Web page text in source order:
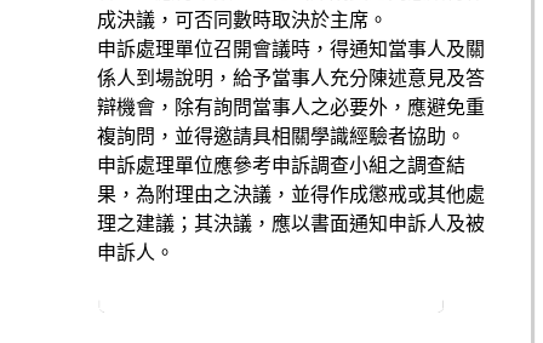
成決議，可否同數時取決於主席。
申訴處理單位召開會議時，得通知當事人及關
係人到場說明，給予當事人充分陳述意見及答
辯機會，除有詢問當事人之必要外，應避免重
複詢問，並得邀請具相關學識經驗者協助。
申訴處理單位應參考申訴調查小組之調查結
果，為附理由之決議，並得作成懲戒或其他處
理之建議；其決議，應以書面通知申訴人及被
申訴人。